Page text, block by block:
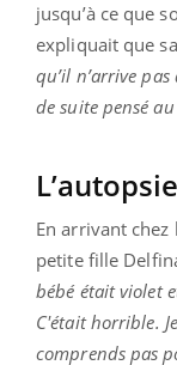
jusqu’à ce que
expliquait que
qu’il n’arrive
de suite pensé
En arrivant
petite fille
bébé était violet
C'était horrible.
comprends pas